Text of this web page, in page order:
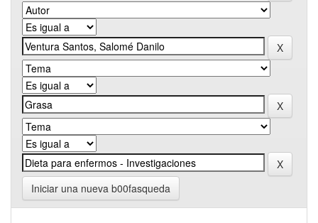
Iniciar una nueva b00fasqueda